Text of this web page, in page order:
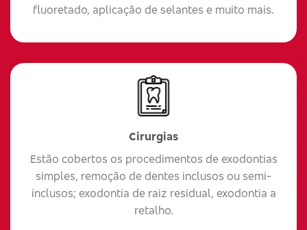
fluoretado, aplicação de selantes e muito mais.
Cirurgias
Estão cobertos os procedimentos de exodontias
simples, remoção de dentes inclusos ou semi-
inclusos; exodontia de raiz residual, exodontia a
retalho.